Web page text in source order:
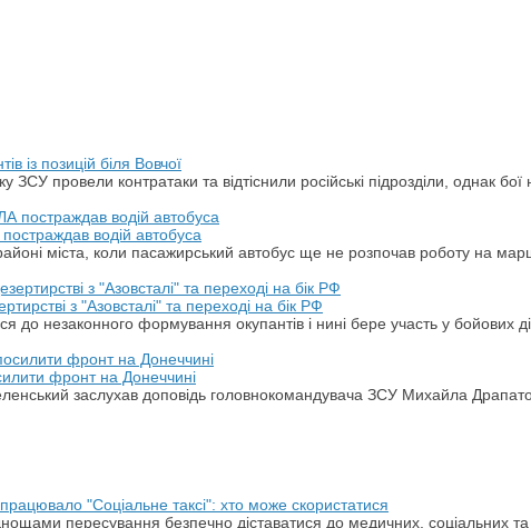
із позицій біля Вовчої
провели контратаки та відтіснили російські підрозділи, однак бої
водій автобуса
міста, коли пасажирський автобус ще не розпочав роботу на
з "Азовсталі" та переході на бік РФ
до незаконного формування окупантів і нині бере участь у бойових
фронт на Донеччині
заслухав доповідь головнокомандувача ЗСУ Михайла
"Соціальне таксі": хто може скористатися
пересування безпечно діставатися до медичних, соціальних та